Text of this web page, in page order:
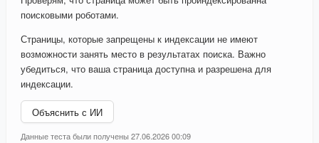
поисковыми роботами.
Страницы, которые запрещены к индексации не имеют
возможности занять место в результатах поиска. Важно
убедиться, что ваша страница доступна и разрешена для
индексации.
Объяснить с ИИ
Данные теста были получены 27.06.2026 00:09